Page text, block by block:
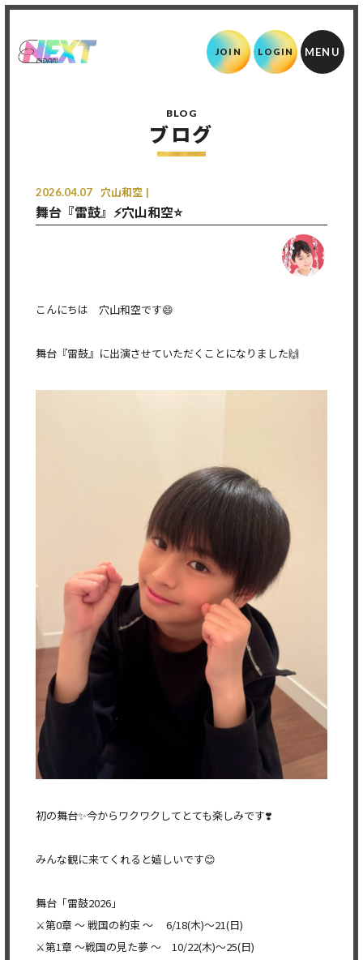
JOIN LOGIN
BLOG
ブログ
2026.04.07 穴山和空
舞台『雷鼓』⚡️穴山和空⭐
こんにちは 穴山和空です😄
舞台『雷鼓』に出演させていただくことになりました🙌
初の舞台✨今からワクワクしてとても楽しみです❣️
みんな観に来てくれると嬉しいです😊
舞台「雷鼓2026」
⚔️第0章 〜 戦国の約束 〜 6/18(木)～21(日)
⚔️第1章 〜戦国の見た夢 〜 10/22(木)～25(日)